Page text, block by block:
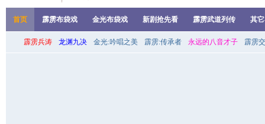
首页 霹雳布袋戏 金光布袋戏 新剧抢先看 霹雳武道列传 其
霹雳兵涛 龙渊九决 金光:吟唱之美 霹雳:传承者 永远的八音才子 霹雳